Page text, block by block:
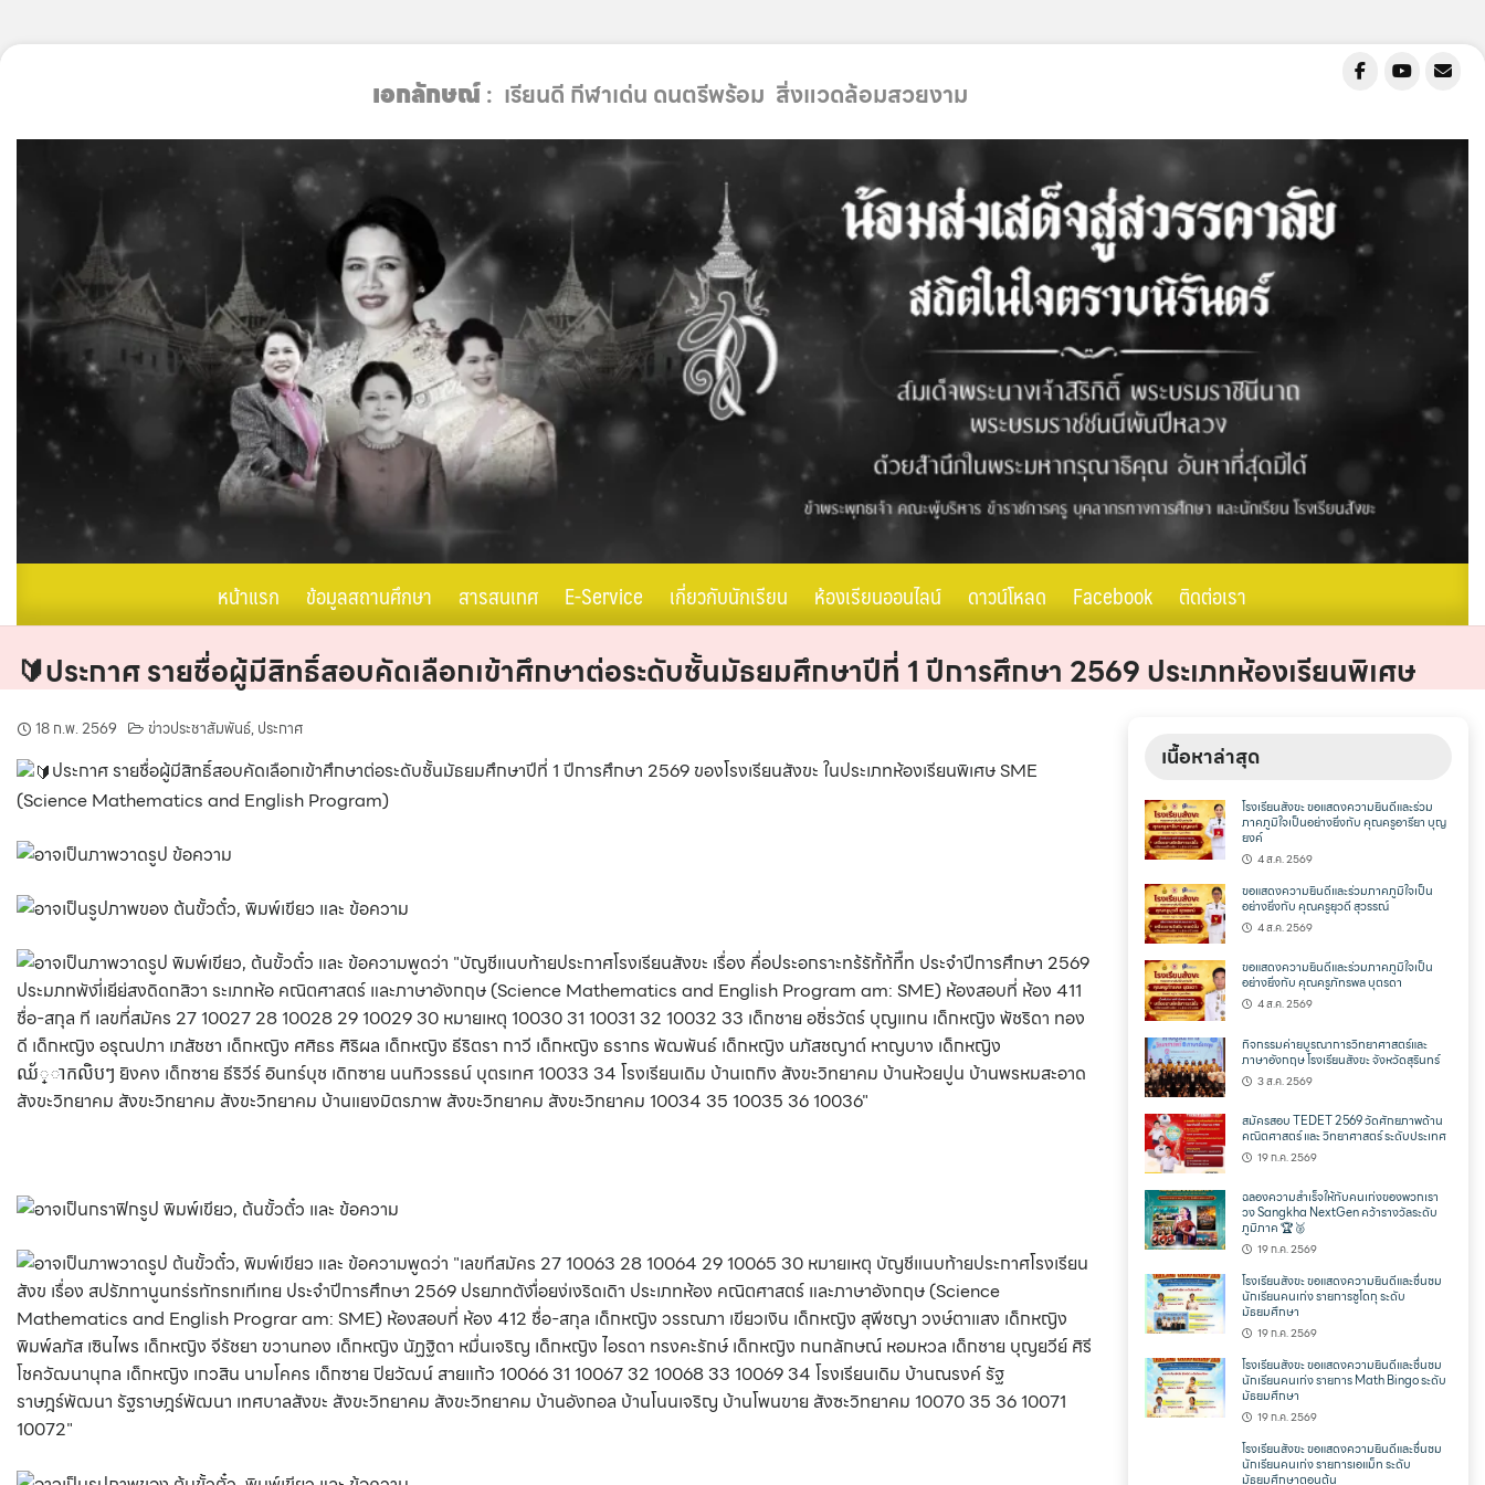
เอกลักษณ์: เรียนดี กีฬาเด่น ดนตรีพร้อม สิ่งแวดล้อมสวยงาม
หน้าแรก ข้อมูลสถานศึกษา สารสนเทศ E-Service เกี่ยวกับนักเรียน ห้องเรียนออนไลน์ ดาวน์โหลด Facebook ติดต่อเรา
🔰ประกาศ รายชื่อผู้มีสิทธิ์สอบคัดเลือกเข้าศึกษาต่อระดับชั้นมัธยมศึกษาปีที่ 1 ปีการศึกษา 2569 ประเภทห้องเรียนพิเศษ
18 ก.พ. 2569 ข่าวประชาสัมพันธ์,ประกาศ
ประกาศ รายชื่อผู้มีสิทธิ์สอบคัดเลือกเข้าศึกษาต่อระดับชั้นมัธยมศึกษาปีที่ 1 ปีการศึกษา 2569 ของโรงเรียนสังขะ ในประเภทห้องเรียนพิเศษ SME
(Science Mathematics and English Program)
เนื้อหาล่าสุด
โรงเรียนสังขะ ขอแสดงความยินดีและร่วม
ภาคภูมิใจเป็นอย่างยิ่งกับ คุณครูอารียา บุญ
ยงค์
4 ส.ค. 2569
ขอแสดงความยินดีและร่วมภาคภูมิใจเป็น
อย่างยิ่งกับ คุณครูยุวดี สุวรรณ์
4 ส.ค. 2569
ขอแสดงความยินดีและร่วมภาคภูมิใจเป็น
อย่างยิ่งกับ คุณครูภัทรพล บุตรดา
4 ส.ค. 2569
กิจกรรมค่ายบูรณาการวิทยาศาสตร์และ
ภาษาอังกฤษ โรงเรียนสังขะ จังหวัดสุรินทร์
3 ส.ค. 2569
สมัครสอบ TEDET 2569 วัดศักยภาพด้าน
คณิตศาสตร์ และ วิทยาศาสตร์ ระดับประเทศ
19 ก.ค. 2569
ฉลองความสำเร็จให้กับคนเก่งของพวกเรา
วง Sangkha NextGen คว้ารางวัลระดับ
ภูมิภาค 🏆🥈
19 ก.ค. 2569
โรงเรียนสังขะ ขอแสดงความยินดีและชื่นชม
นักเรียนคนเก่ง รายการซูโดกุ ระดับ
มัธยมศึกษา
19 ก.ค. 2569
โรงเรียนสังขะ ขอแสดงความยินดีและชื่นชม
นักเรียนคนเก่ง รายการ Math Bingo ระดับ
มัธยมศึกษา
19 ก.ค. 2569
โรงเรียนสังขะ ขอแสดงความยินดีและชื่นชม
นักเรียนคนเก่ง รายการเอแม็ท ระดับ
มัธยมศึกษาตอนต้น